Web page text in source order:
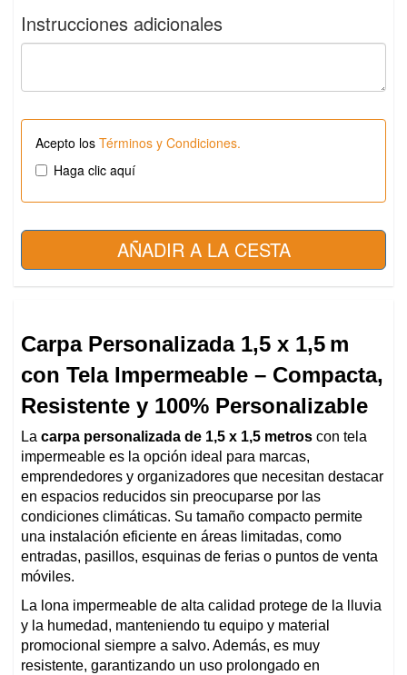
Instrucciones adicionales
Acepto los Términos y Condiciones.
Haga clic aquí
Carpa Personalizada 1,5 x 1,5 m
con Tela Impermeable – Compacta,
Resistente y 100% Personalizable
La carpa personalizada de 1,5 x 1,5 metros con tela
impermeable es la opción ideal para marcas,
emprendedores y organizadores que necesitan destacar
en espacios reducidos sin preocuparse por las
condiciones climáticas. Su tamaño compacto permite
una instalación eficiente en áreas limitadas, como
entradas, pasillos, esquinas de ferias o puntos de venta
móviles.
La lona impermeable de alta calidad protege de la lluvia
y la humedad, manteniendo tu equipo y material
promocional siempre a salvo. Además, es muy
resistente, garantizando un uso prolongado en